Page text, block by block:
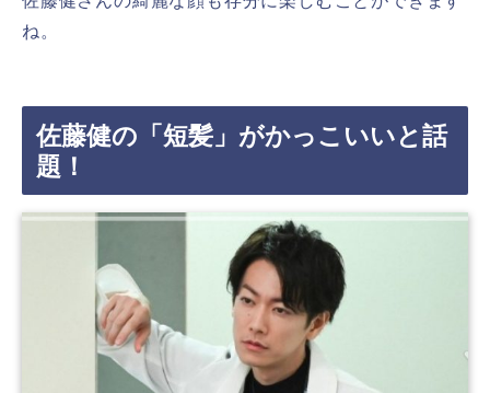
ね。
佐藤健の「短髪」がかっこいいと話
題！